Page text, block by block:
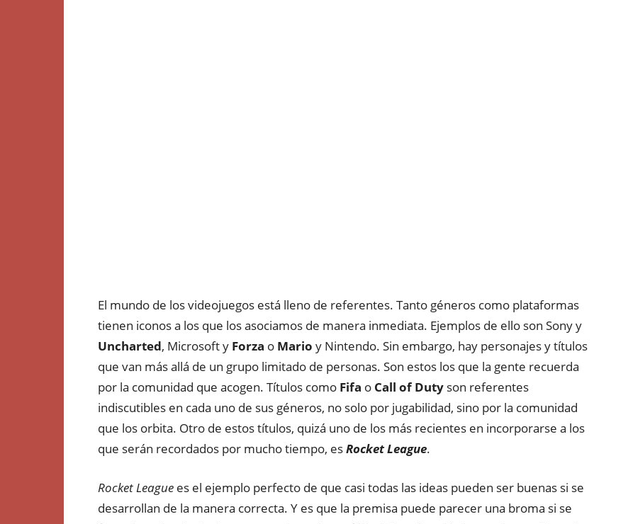
El mundo de los videojuegos está lleno de referentes. Tanto géneros como plataformas
tienen iconos a los que los asociamos de manera inmediata. Ejemplos de ello son Sony y
Uncharted, Microsoft y Forza o Mario y Nintendo. Sin embargo, hay personajes y títulos
que van más allá de un grupo limitado de personas. Son estos los que la gente recuerda
por la comunidad que acogen. Títulos como Fifa o Call of Duty son referentes
indiscutibles en cada uno de sus géneros, no solo por jugabilidad, sino por la comunidad
que los orbita. Otro de estos títulos, quizá uno de los más recientes en incorporarse a los
que serán recordados por mucho tiempo, esRocket League.
Rocket League es el ejemplo perfecto de que casi todas las ideas pueden ser buenas si se
desarrollan de la manera correcta. Y es que la premisa puede parecer una broma si se